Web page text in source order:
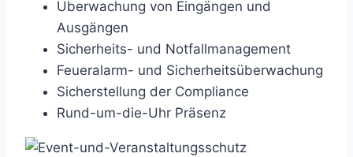
Überwachung von Eingängen und
Ausgängen
Sicherheits- und Notfallmanagement
Feueralarm- und Sicherheitsüberwachung
Sicherstellung der Compliance
Rund-um-die-Uhr Präsenz